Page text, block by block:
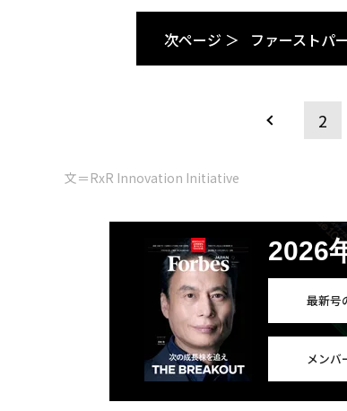
次ページ ＞ ファーストパ
2
文＝RxR Innovation Initiative
2026
最新号
メンバ